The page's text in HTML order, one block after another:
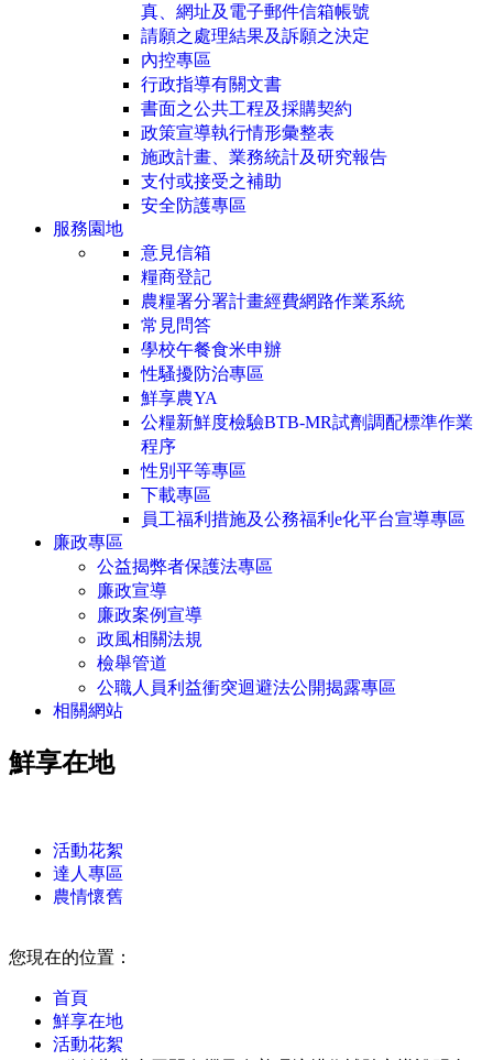
真、網址及電子郵件信箱帳號
請願之處理結果及訴願之決定
內控專區
行政指導有關文書
書面之公共工程及採購契約
政策宣導執行情形彙整表
施政計畫、業務統計及研究報告
支付或接受之補助
安全防護專區
服務園地
意見信箱
糧商登記
農糧署分署計畫經費網路作業系統
常見問答
學校午餐食米申辦
性騷擾防治專區
鮮享農YA
公糧新鮮度檢驗BTB-MR試劑調配標準作業
程序
性別平等專區
下載專區
員工福利措施及公務福利e化平台宣導專區
廉政專區
公益揭弊者保護法專區
廉政宣導
廉政案例宣導
政風相關法規
檢舉管道
公職人員利益衝突迴避法公開揭露專區
相關網站
鮮享在地
活動花絮
達人專區
農情懷舊
您現在的位置：
首頁
鮮享在地
活動花絮